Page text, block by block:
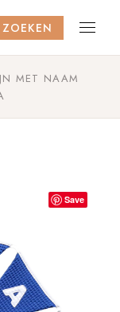
ZOEKEN
MET NAAM
Save